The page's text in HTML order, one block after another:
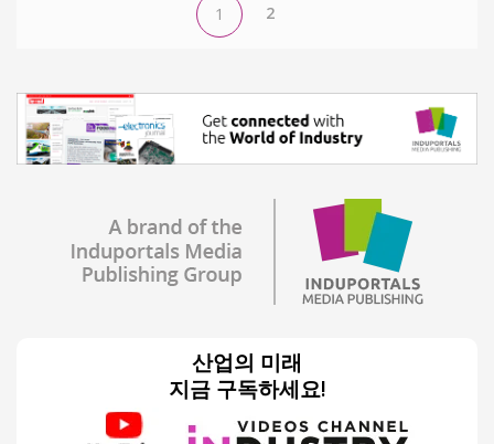
1 2
산업의 미래
지금 구독하세요!